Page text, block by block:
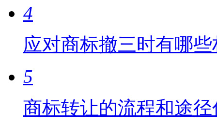
4
应对商标撤三时有哪
5
商标转让的流程和途